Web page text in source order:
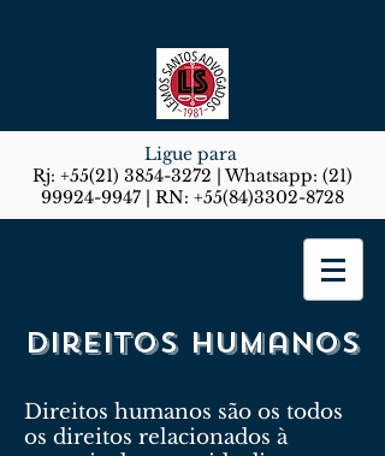
Ligue para
Rj: +55(21) 3854-3272 | Whatsapp: (21)
99924-9947 | RN: +55(84)3302-8728
Direitos humanos
Direitos humanos são os todos
os direitos relacionados à